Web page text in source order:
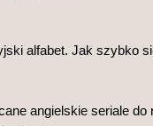
alfabet. Jak szybko
angielskie seriale do